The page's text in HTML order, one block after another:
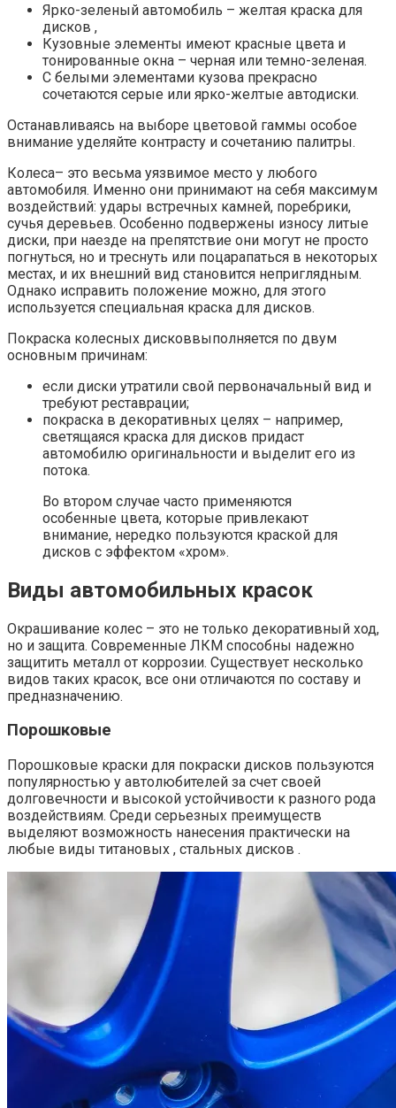
Ярко-зеленый автомобиль – желтая краска для
дисков ,
Кузовные элементы имеют красные цвета и
тонированные окна – черная или темно-зеленая.
С белыми элементами кузова прекрасно
сочетаются серые или ярко-желтые автодиски.
Останавливаясь на выборе цветовой гаммы особое
внимание уделяйте контрасту и сочетанию палитры.
Колеса– это весьма уязвимое место у любого
автомобиля. Именно они принимают на себя максимум
воздействий: удары встречных камней, поребрики,
сучья деревьев. Особенно подвержены износу литые
диски, при наезде на препятствие они могут не просто
погнуться, но и треснуть или поцарапаться в некоторых
местах, и их внешний вид становится неприглядным.
Однако исправить положение можно, для этого
используется специальная краска для дисков.
Покраска колесных дисковвыполняется по двум
основным причинам:
если диски утратили свой первоначальный вид и
требуют реставрации;
покраска в декоративных целях – например,
светящаяся краска для дисков придаст
автомобилю оригинальности и выделит его из
потока.
Во втором случае часто применяются
особенные цвета, которые привлекают
внимание, нередко пользуются краской для
дисков с эффектом «хром».
Виды автомобильных красок
Окрашивание колес – это не только декоративный ход,
но и защита. Современные ЛКМ способны надежно
защитить металл от коррозии. Существует несколько
видов таких красок, все они отличаются по составу и
предназначению.
Порошковые
Порошковые краски для покраски дисков пользуются
популярностью у автолюбителей за счет своей
долговечности и высокой устойчивости к разного рода
воздействиям. Среди серьезных преимуществ
выделяют возможность нанесения практически на
любые виды титановых , стальных дисков .